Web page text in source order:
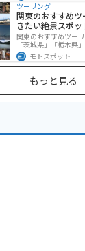
ツーリングに行く際
ツーリング
関東のおすすめ
きたい絶景スポ
関東のおすすめツー
「茨城県」「栃木県
「東京都」「神奈川
然豊かな山々や湖、
楽しめるスポットが
リングに行く際は参
モトスポット
もっと見る